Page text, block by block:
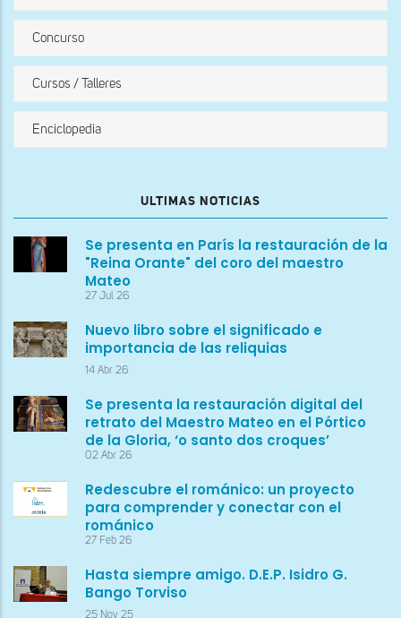
Concurso
Cursos / Talleres
Enciclopedia
ULTIMAS NOTICIAS
Se presenta en París la restauración de la
"Reina Orante" del coro del maestro
Mateo
27 Jul 26
Nuevo libro sobre el significado e
importancia de las reliquias
14 Abr 26
Se presenta la restauración digital del
retrato del Maestro Mateo en el Pórtico
de la Gloria, ‘o santo dos croques’
02 Abr 26
Redescubre el románico: un proyecto
para comprender y conectar con el
románico
27 Feb 26
Hasta siempre amigo. D.E.P. Isidro G.
Bango Torviso
25 Nov 25